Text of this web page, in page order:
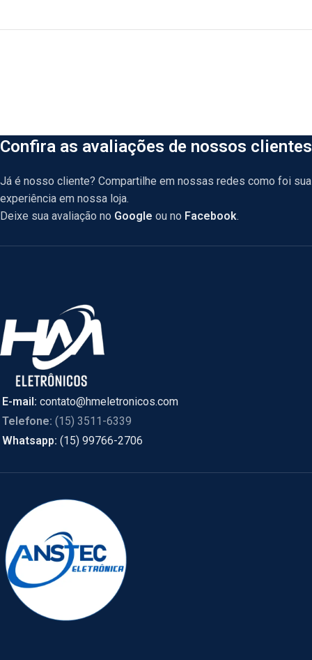
Confira as avaliações de nossos clientes
Já é nosso cliente? Compartilhe em nossas redes como foi sua
experiência em nossa loja.
Deixe sua avaliação no Google ou no Facebook.
E-mail: contato@hmeletronicos.com
Telefone: (15) 3511-6339
Whatsapp: (15) 99766-2706